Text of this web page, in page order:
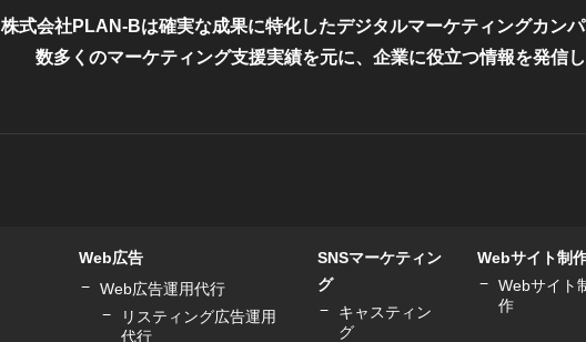
株式会社PLAN-Bは確実な成果に特化したデジタルマーケティングカン
数多くのマーケティング支援実績を元に、 企業に役立つ情報を発信
Web広告
Web広告運用代行
リスティング広告運用
代行
SNSマーケティン
グ
キャスティン
グ
Webサイト制
Webサイト
作